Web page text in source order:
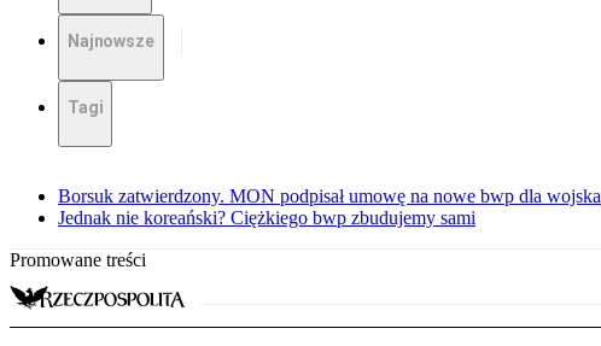
Najnowsze
Tagi
Borsuk zatwierdzony. MON podpisał umowę na nowe bwp dla wojska
Jednak nie koreański? Ciężkiego bwp zbudujemy sami
Promowane treści